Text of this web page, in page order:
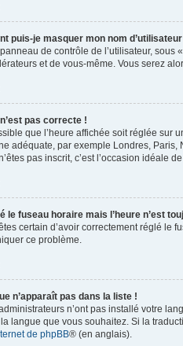
puis-je masquer mon nom
de contrôle de l’utilisateur, sous
et de vous-même. Vous serez
n’est pas correcte !
que l’heure affichée soit réglée sur
adéquate, par exemple Londres, Paris,
pas inscrit, c’est l’occasion idéale de
le fuseau horaire mais l’heure n’est
certain d’avoir correctement réglé le
ce problème.
n’apparaît pas dans la liste !
n’ont pas installé votre
langue que vous souhaitez. Si la
de phpBB® (en anglais).